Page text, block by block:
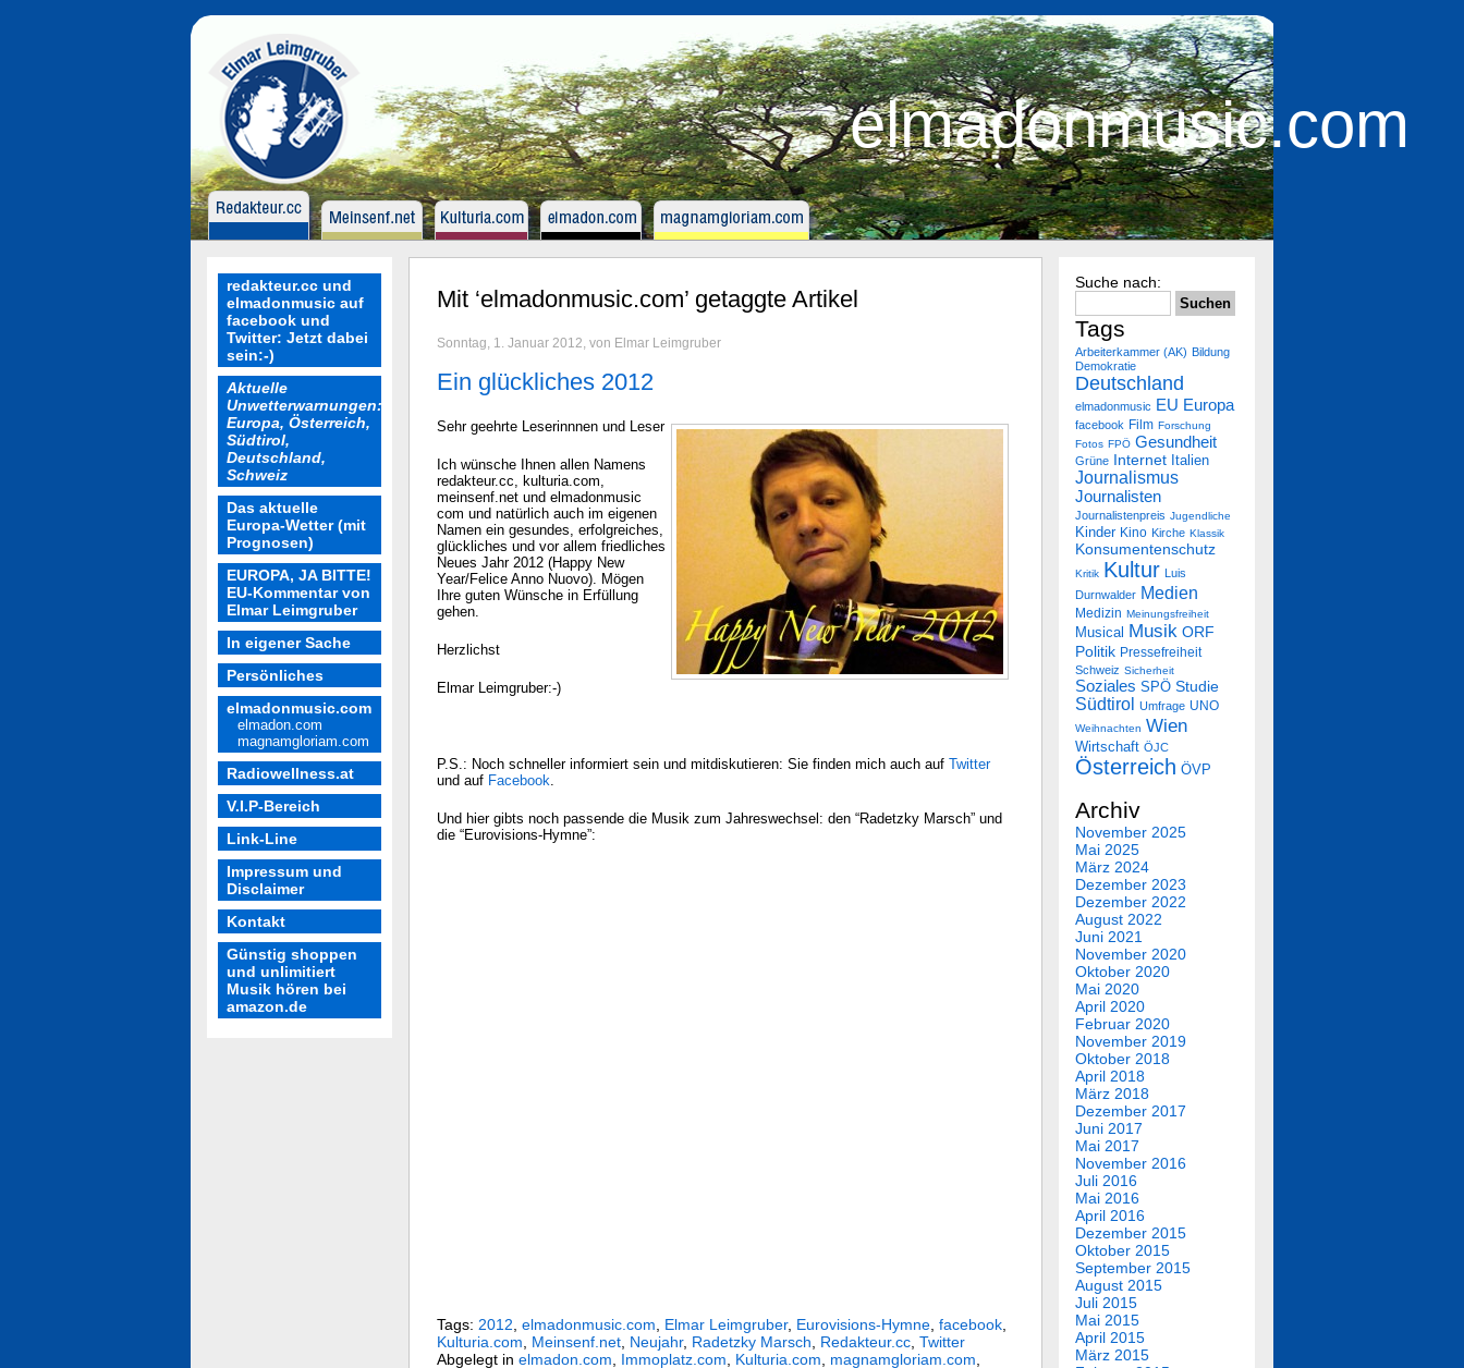
elmadonmusic.com
redakteur.cc und
elmadonmusic auf
facebook und
Twitter: Jetzt dabei
sein:-)
Aktuelle
Unwetterwarnungen:
Europa, Österreich,
Südtirol,
Deutschland,
Schweiz
Das aktuelle
Europa-Wetter (mit
Prognosen)
EUROPA, JA BITTE!
EU-Kommentar von
Elmar Leimgruber
In eigener Sache
Persönliches
elmadonmusic.com
elmadon.com
magnamgloriam.com
Radiowellness.at
V.I.P-Bereich
Link-Line
Impressum und
Disclaimer
Kontakt
Günstig shoppen
und unlimitiert
Musik hören bei
amazon.de
Mit ‘elmadonmusic.com’ getaggte Artikel
Sonntag, 1. Januar 2012, von Elmar Leimgruber
Ein glückliches 2012
Sehr geehrte Leserinnnen und Leser
Ich wünsche Ihnen allen Namens
redakteur.cc, kulturia.com,
meinsenf.net und elmadonmusic
com und natürlich auch im eigenen
Namen ein gesundes, erfolgreiches,
glückliches und vor allem friedliches
Neues Jahr 2012 (Happy New
Year/Felice Anno Nuovo). Mögen
Ihre guten Wünsche in Erfüllung
gehen.
Herzlichst
Elmar Leimgruber:-)
P.S.: Noch schneller informiert sein und mitdiskutieren: Sie finden mich auch auf Twitter
und auf Facebook.
Und hier gibts noch passende die Musik zum Jahreswechsel: den “Radetzky Marsch” und
die “Eurovisions-Hymne”:
Tags: 2012 elmadonmusic.com Elmar Leimgruber, Eurovisions-Hymne facebook
Kulturia.com
Meinsenf.net Neujahr, Radetzky Marsch Redakteur.cc Twitter
Abgelegt in elmadon.com Immoplatz.com Kulturia.com magnamgloriam.com
Suche nach:
Tags
Arbeiterkammer (AK) Bildung
Demokratie
Deutschland
elmadonmusic EU Europa
facebook Film Forschung
Fotos FPÖ Gesundheit
Grüne Internet Italien
Journalismus
Journalisten
Journalistenpreis Jugendliche
Kinder Kino Kirche Klassik
Konsumentenschutz
Kritik Kultur Luis
Durnwalder Medien
Medizin Meinungsfreiheit
Musical Musik ORF
Politik Pressefreiheit
Schweiz Sicherheit
Soziales SPÖ Studie
Südtirol Umfrage UNO
Weihnachten Wien
Wirtschaft ÖJC
Österreich ÖVP
Archiv
November 2025
Mai 2025
März 2024
Dezember 2023
Dezember 2022
August 2022
Juni 2021
November 2020
Oktober 2020
Mai 2020
April 2020
Februar 2020
November 2019
Oktober 2018
April 2018
März 2018
Dezember 2017
Juni 2017
Mai 2017
November 2016
Juli 2016
Mai 2016
April 2016
Dezember 2015
Oktober 2015
September 2015
August 2015
Juli 2015
Mai 2015
April 2015
März 2015